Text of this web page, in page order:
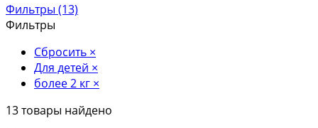
Фильтры (13)
Фильтры
Сбросить ×
Для детей ×
более 2 кг ×
13товары найдено